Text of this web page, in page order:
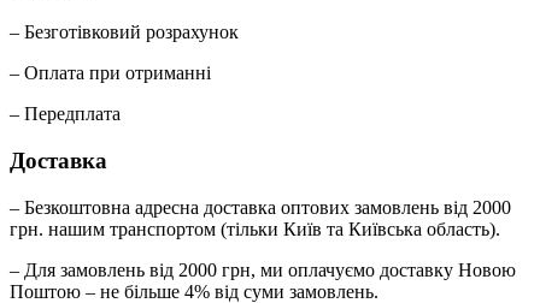
– Безготівковий розрахунок
– Оплата при отриманні
– Передплата
Доставка
– Безкоштовна адресна доставка оптових замовлень від 2000
грн. нашим транспортом (тільки Київ та Київська область).
– Для замовлень від 2000 грн, ми оплачуємо доставку Новою
Поштою – не більше 4% від суми замовлень.